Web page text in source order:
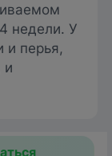
недели. У
и перья,
и